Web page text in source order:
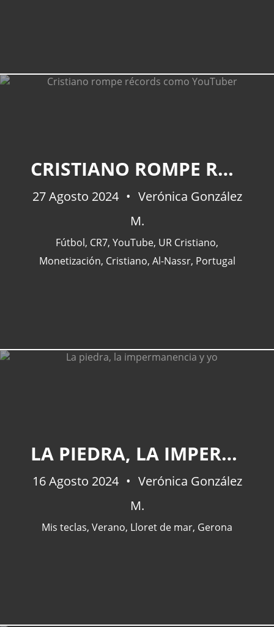
CRISTIANO ROMPE RÉCORDS COMO YOUTUBER
27 Agosto 2024
Verónica González
M.
Fútbol, CR7, YouTube, UR Cristiano,
Monetización, Cristiano, Al-Nassr, Portugal
LA PIEDRA, LA IMPERMANENCIA Y YO
16 Agosto 2024
Verónica González
M.
Mis teclas, Verano, Lloret de mar, Gerona